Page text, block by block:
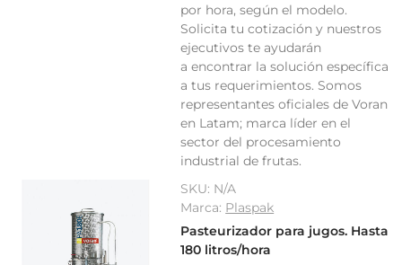
por hora, según el modelo.
Solicita tu cotización y nuestros
ejecutivos te ayudarán
a encontrar la solución específica
a tus requerimientos. Somos
representantes oficiales de Voran
en Latam; marca líder en el
sector del procesamiento
industrial de frutas.
SKU: N/A
Marca: Plaspak
Pasteurizador para jugos. Hasta
180 litros/hora